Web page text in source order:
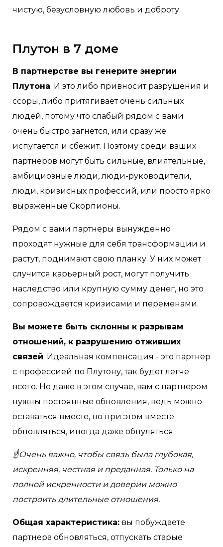
чистую, безусловную любовь и доброту.
Плутон в 7 доме
В партнерстве вы генерите энергии
Плутона. И это либо привносит разрушения и
ссоры, либо притягивает очень сильных
людей, потому что слабый рядом с вами
очень быстро загнется, или сразу же
испугается и сбежит. Поэтому среди ваших
партнёров могут быть сильные, влиятельные,
амбициозные люди, люди-руководители,
люди, кризисных профессий, или просто ярко
выраженные Скорпионы.
Рядом с вами партнеры вынужденно
проходят нужные для себя трансформации и
растут, поднимают свою планку. У них может
случится карьерный рост, могут получить
наследство или крупную сумму денег, но это
сопровождается кризисами и переменами.
Вы можете быть склонны к разрывам
отношений, к разрушению отживших
связей. Идеальная компенсация - это партнер
с профессией по Плутону, так будет легче
всего. Но даже в этом случае, вам с партнером
нужны постоянные обновления, ведь можно
оставаться вместе, но при этом вместе
обновляться, иногда даже обнуляться.
☝Очень важно, чтобы связь была глубокая,
искренняя, честная и преданная. Только на
полной искренности и доверии можно
построить длительные отношения.
Общая характеристика: вы побуждаете
партнера обновляться, отпускать старые